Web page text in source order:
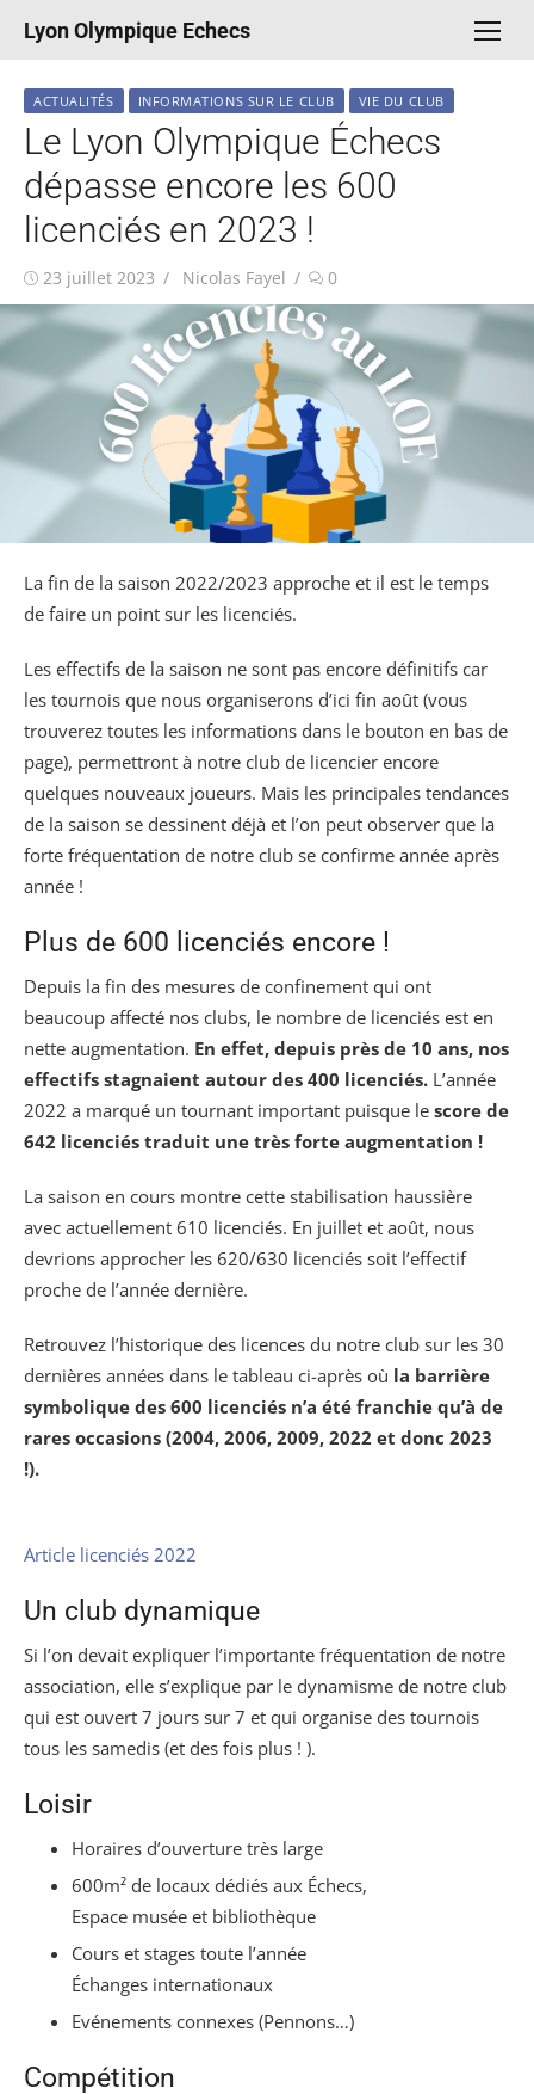
Lyon Olympique Echecs
ACTUALITÉS INFORMATIONS SUR LE CLUB VIE DU CLUB
Le Lyon Olympique Échecs
dépasse encore les 600
licenciés en 2023 !
Publié
le
23 juillet 2023 Auteur/autrice
Nicolas Fayel 0
La fin de la saison 2022/2023 approche et il est le temps
de faire un point sur les licenciés.
Les effectifs de la saison ne sont pas encore définitifs car
les tournois que nous organiserons d’ici fin août (vous
trouverez toutes les informations dans le bouton en bas de
page), permettront à notre club de licencier encore
quelques nouveaux joueurs. Mais les principales tendances
de la saison se dessinent déjà et l’on peut observer que la
forte fréquentation de notre club se confirme année après
année !
Plus de 600 licenciés encore !
Depuis la fin des mesures de confinement qui ont
beaucoup affecté nos clubs, le nombre de licenciés est en
nette augmentation. En effet, depuis près de 10 ans, nos
effectifs stagnaient autour des 400 licenciés. L’année
2022 a marqué un tournant important puisque le score de
642 licenciés traduit une très forte augmentation !
La saison en cours montre cette stabilisation haussière
avec actuellement 610 licenciés. En juillet et août, nous
devrions approcher les 620/630 licenciés soit l’effectif
proche de l’année dernière.
Retrouvez l’historique des licences du notre club sur les 30
dernières années dans le tableau ci-après où la barrière
symbolique des 600 licenciés n’a été franchie qu’à de
rares occasions (2004, 2006, 2009, 2022 et donc 2023
!).
Article licenciés 2022
Un club dynamique
Si l’on devait expliquer l’importante fréquentation de notre
association, elle s’explique par le dynamisme de notre club
qui est ouvert 7 jours sur 7 et qui organise des tournois
tous les samedis (et des fois plus ! ).
Loisir
Horaires d’ouverture très large
600m² de locaux dédiés aux Échecs,
Espace musée et bibliothèque
Cours et stages toute l’année
Échanges internationaux
Evénements connexes (Pennons…)
Compétition